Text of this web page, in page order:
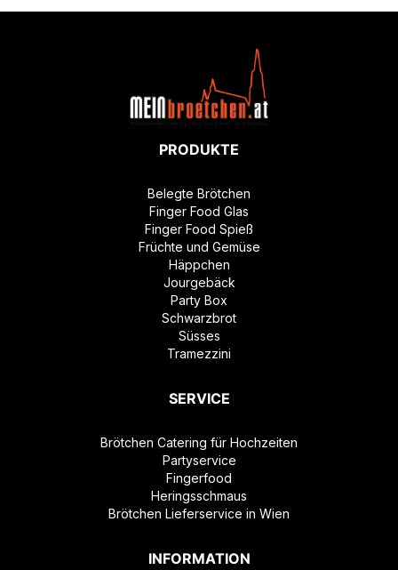
PRODUKTE
Belegte Brötchen
Finger Food Glas
Finger Food Spieß
Früchte und Gemüse
Häppchen
Jourgebäck
Party Box
Schwarzbrot
Süsses
Tramezzini
SERVICE
Brötchen Catering für Hochzeiten
Partyservice
Fingerfood
Heringsschmaus
Brötchen Lieferservice in Wien
INFORMATION